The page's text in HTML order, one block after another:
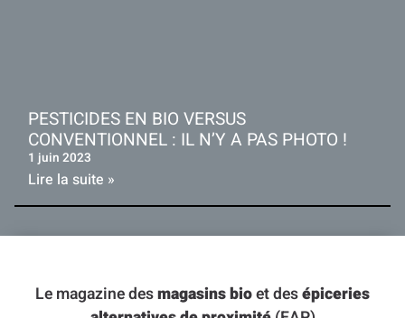
PESTICIDES EN BIO VERSUS
CONVENTIONNEL : IL N’Y A PAS PHOTO !
1 juin 2023
Lire la suite »
Le magazine desmagasins bioet desépiceries